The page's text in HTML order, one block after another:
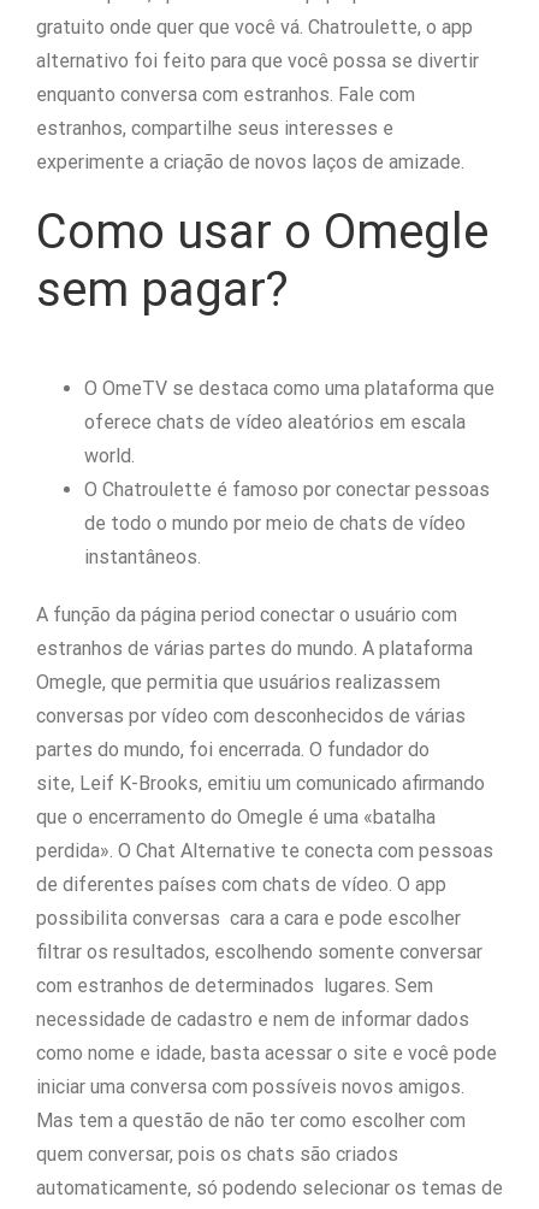
gratuito onde quer que você vá. Chatroulette, o app
alternativo foi feito para que você possa se divertir
enquanto conversa com estranhos. Fale com
estranhos, compartilhe seus interesses e
experimente a criação de novos laços de amizade.
Como usar o Omegle
sem pagar?
O OmeTV se destaca como uma plataforma que
oferece chats de vídeo aleatórios em escala
world.
O Chatroulette é famoso por conectar pessoas
de todo o mundo por meio de chats de vídeo
instantâneos.
A função da página period conectar o usuário com
estranhos de várias partes do mundo. A plataforma
Omegle, que permitia que usuários realizassem
conversas por vídeo com desconhecidos de várias
partes do mundo, foi encerrada. O fundador do
site, Leif K-Brooks, emitiu um comunicado afirmando
que o encerramento do Omegle é uma «batalha
perdida». O Chat Alternative te conecta com pessoas
de diferentes países com chats de vídeo. O app
possibilita conversas cara a cara e pode escolher
filtrar os resultados, escolhendo somente conversar
com estranhos de determinados lugares. Sem
necessidade de cadastro e nem de informar dados
como nome e idade, basta acessar o site e você pode
iniciar uma conversa com possíveis novos amigos.
Mas tem a questão de não ter como escolher com
quem conversar, pois os chats são criados
automaticamente, só podendo selecionar os temas de